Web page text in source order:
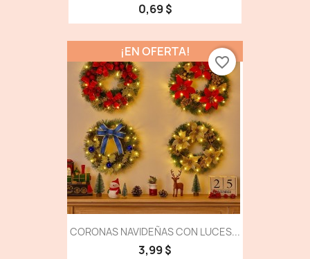
0,69 $
CORONAS NAVIDEÑAS CON LUCES...
3,99 $
¡EN OFERTA!
favorite_border